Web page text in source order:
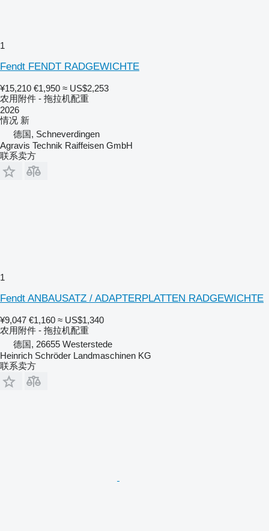
1
Fendt FENDT RADGEWICHTE
¥15,210 €1,950 ≈ US$2,253
农用附件 - 拖拉机配重
2026
情况 新
德国, Schneverdingen
Agravis Technik Raiffeisen GmbH
联系卖方
1
Fendt ANBAUSATZ / ADAPTERPLATTEN RADGEWICHTE
¥9,047 €1,160 ≈ US$1,340
农用附件 - 拖拉机配重
德国, 26655 Westerstede
Heinrich Schröder Landmaschinen KG
联系卖方